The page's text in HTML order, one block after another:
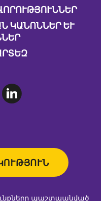
ԿԱՆՈՆՆԵՐ ԵՒ Պ
պաշտպանված